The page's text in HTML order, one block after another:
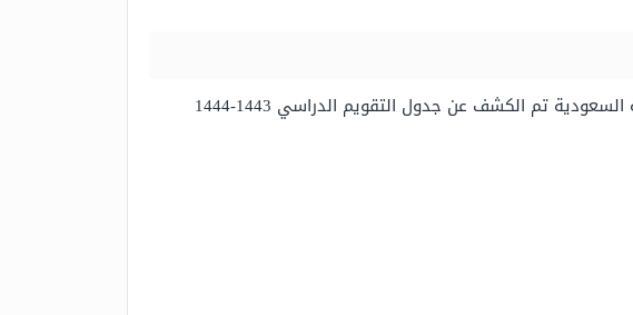
بعد أن تم الإعلان عن موعد بداية العام الدراسي الجديد لكافة المراحل التعليمية في المملكة العربية السعودية تم الكشف عن جدول التقويم الدراسي 1443-1444